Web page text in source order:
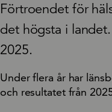
Förtroendet för
det högsta i
2025.
Under flera år har
och resultatet från